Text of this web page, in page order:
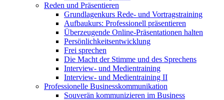
Reden und Präsentieren
Grundlagenkurs Rede- und Vortragstraining
Aufbaukurs: Professionell präsentieren
Überzeugende Online-Präsentationen halten
Persönlichkeitsentwicklung
Frei sprechen
Die Macht der Stimme und des Sprechens
Interview- und Medientraining
Interview- und Medientraining II
Professionelle Businesskommunikation
Souverän kommunizieren im Business